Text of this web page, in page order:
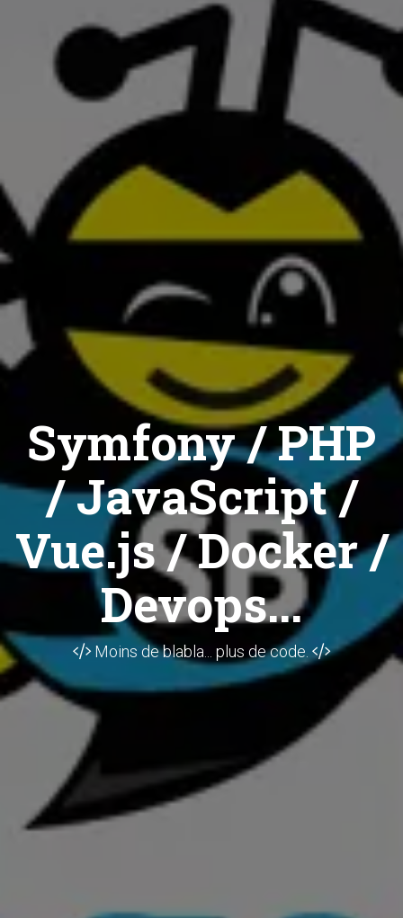
Symfony / PHP
/ JavaScript /
Vue.js / Docker /
Devops...
Moins de blabla... plus de code.